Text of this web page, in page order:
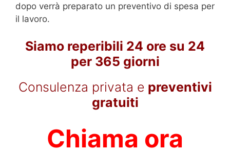
dopo verrà preparato un preventivo di spesa per
il lavoro.
Siamo reperibili 24 ore su 24
per 365 giorni
Consulenza privata e preventivi
gratuiti
Chiama ora